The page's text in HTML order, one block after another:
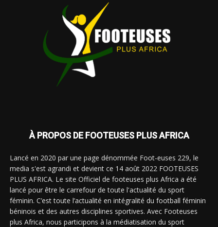
À PROPOS DE FOOTEUSES PLUS AFRICA
Lancé en 2020 par une page dénommée Foot-euses 229, le
media s'est agrandi et devient ce 14 août 2022 FOOTEUSES
PLUS AFRICA. Le site Officiel de footeuses plus Africa a été
lancé pour être le carrefour de toute l'actualité du sport
féminin. C’est toute l’actualité en intégralité du football féminin
béninois et des autres disciplines sportives. Avec Footeuses
plus Africa, nous participons à la médiatisation du sport